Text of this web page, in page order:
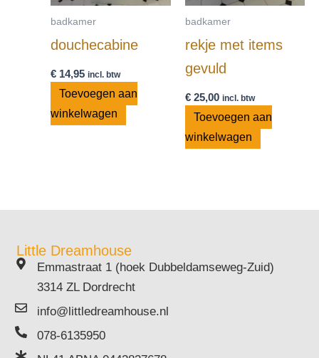
badkamer
douchecabine
€ 14,95 incl. btw
Toevoegen aan
winkelwagen
badkamer
rekje met items
gevuld
€25,00 incl. btw
Toevoegen aan
winkelwagen
Little Dreamhouse
Emmastraat 1 (hoek Dubbeldamseweg-Zuid)
3314 ZL Dordrecht
info@littledreamhouse.nl
078-6135950